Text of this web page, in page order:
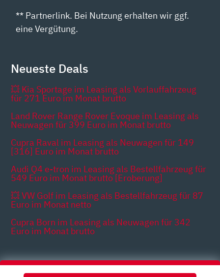
** Partnerlink. Bei Nutzung erhalten wir ggf.
eine Vergütung.
Neueste Deals
💥 Kia Sportage im Leasing als Vorlauffahrzeug
für 271 Euro im Monat brutto
Land Rover Range Rover Evoque im Leasing als
Neuwagen für 399 Euro im Monat brutto
Cupra Raval im Leasing als Neuwagen für 149
[316] Euro im Monat brutto
Audi Q4 e-tron im Leasing als Bestellfahrzeug für
549 Euro im Monat brutto [Eroberung]
💥 VW Golf im Leasing als Bestellfahrzeug für 87
Euro im Monat netto
Cupra Born im Leasing als Neuwagen für 342
Euro im Monat brutto